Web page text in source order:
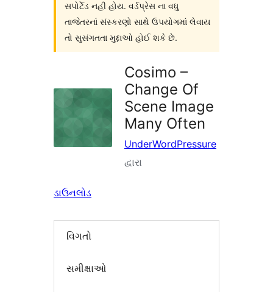
સપોર્ટેડ નહી હોય. વર્ડપ્રેસ ના વધુ
તાજેતરનાં સંસ્કરણો સાથે ઉપયોગમાં લેવાય
તો સુસંગતતા મુદ્દાઓ હોઈ શકે છે.
Cosimo –
Change Of
Scene Image
Many Often
UnderWordPressure
દ્વારા
ડાઉનલોડ
વિગતો
સમીક્ષાઓ